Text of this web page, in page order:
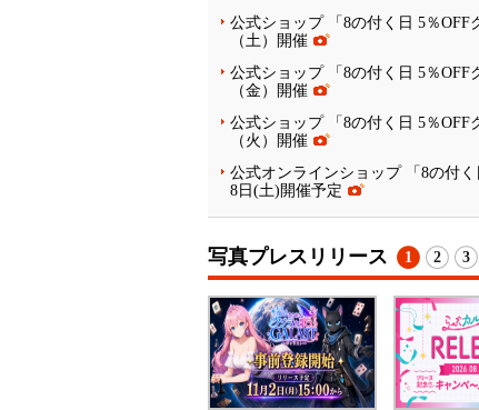
公式ショップ 「8の付く日 5％OFF
（土）開催
公式ショップ 「8の付く日 5％OFF
（金）開催
公式ショップ 「8の付く日 5％OFF
（火）開催
公式オンラインショップ 「8の付
8日(土)開催予定
写真プレスリリース 1 2 3